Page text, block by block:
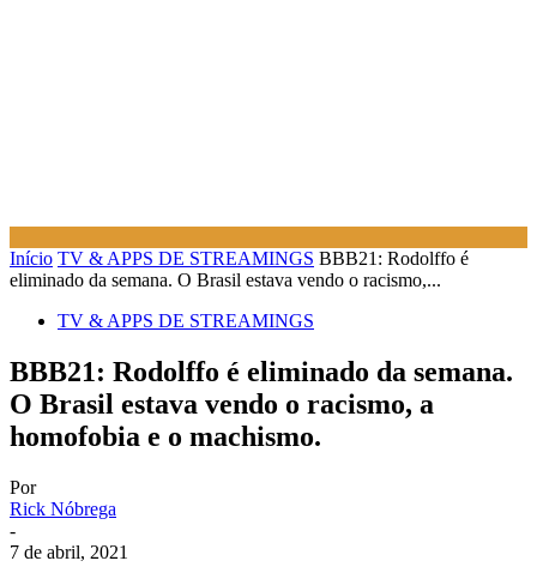
Início TV & APPS DE STREAMINGS BBB21: Rodolffo é
eliminado da semana. O Brasil estava vendo o racismo,...
TV & APPS DE STREAMINGS
BBB21: Rodolffo é eliminado da semana.
O Brasil estava vendo o racismo, a
homofobia e o machismo.
Por
Rick Nóbrega
-
7 de abril, 2021